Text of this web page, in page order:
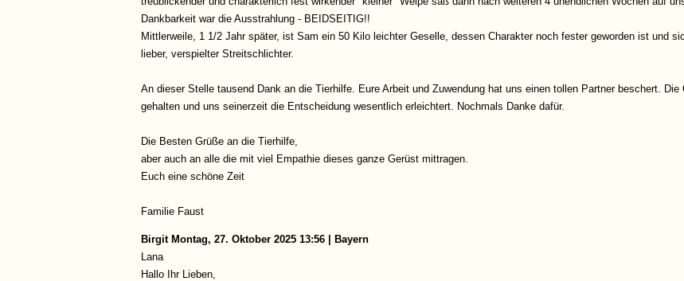
Dankbarkeit war die Ausstrahlung - BEIDSEITIG!!
Mittlerweile, 1 1/2 Jahr später, ist Sam ein 50 Kilo leichter Geselle, dessen Charakter noch fester geworden ist und
lieber, verspielter Streitschlichter.
An dieser Stelle tausend Dank an die Tierhilfe. Eure Arbeit und Zuwendung hat uns einen tollen Partner beschert.
gehalten und uns seinerzeit die Entscheidung wesentlich erleichtert. Nochmals Danke dafür.
Die Besten Grüße an die Tierhilfe,
aber auch an alle die mit viel Empathie dieses ganze Gerüst mittragen.
Euch eine schöne Zeit
Familie Faust
Birgit Montag, 27. Oktober 2025 13:56 | Bayern
Lana
Hallo Ihr Lieben,